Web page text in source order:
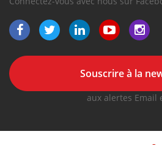
Souscrire à la
aux alertes Email